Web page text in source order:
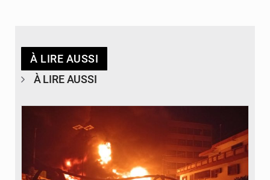
À LIRE AUSSI
À LIRE AUSSI